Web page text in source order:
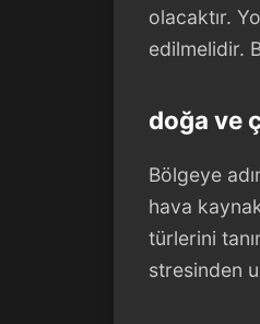
olacaktır.
edilmelidir.
doğa ve
Bölgeye
hava
türlerini
stresinden